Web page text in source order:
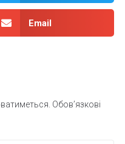
Email
Обов’язкові